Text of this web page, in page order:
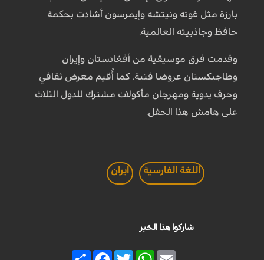
بارزة مثل غوته ونيتشه وإيمرسون أشادت بحكمة
حافظ وجاذبيته العالمية.
وقدمت فرق موسيقية من أفغانستان وإيران
وطاجيكستان عروضا فنية. كما أُقيم معرض ثقافي
وحرف يدوية ومهرجان مأكولات مشترك للدول الثلاث
على هامش هذا الحفل.
اللغة الفارسية ايران
شاركوا هذا الخبر
Share
FacebookTwitter
WhatsAppEmail